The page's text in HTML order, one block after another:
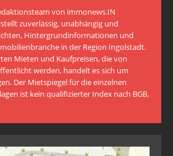
von immonews.IN
zuverlässig, unabhängig und
Hintergrundinformationen und
in der Region Ingolstadt.
Mieten und Kaufpreisen, die von
werden, handelt es sich um
Der Mietspiegel für die einzelnen
ist kein qualifizierter Index nach BGB,